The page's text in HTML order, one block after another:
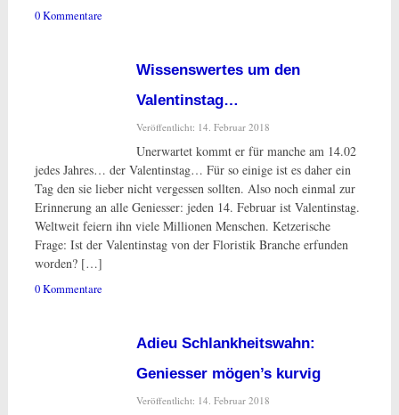
0 Kommentare
Wissenswertes um den
Valentinstag…
Veröffentlicht: 14. Februar 2018
Unerwartet kommt er für manche am 14.02
jedes Jahres… der Valentinstag… Für so einige ist es daher ein
Tag den sie lieber nicht vergessen sollten. Also noch einmal zur
Erinnerung an alle Geniesser: jeden 14. Februar ist Valentinstag.
Weltweit feiern ihn viele Millionen Menschen. Ketzerische
Frage: Ist der Valentinstag von der Floristik Branche erfunden
worden? […]
0 Kommentare
Adieu Schlankheitswahn:
Geniesser mögen’s kurvig
Veröffentlicht: 14. Februar 2018